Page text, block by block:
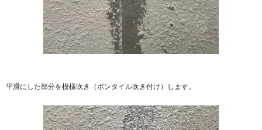
平滑にした部分を模様吹き（ボンタイル吹き付け）します。